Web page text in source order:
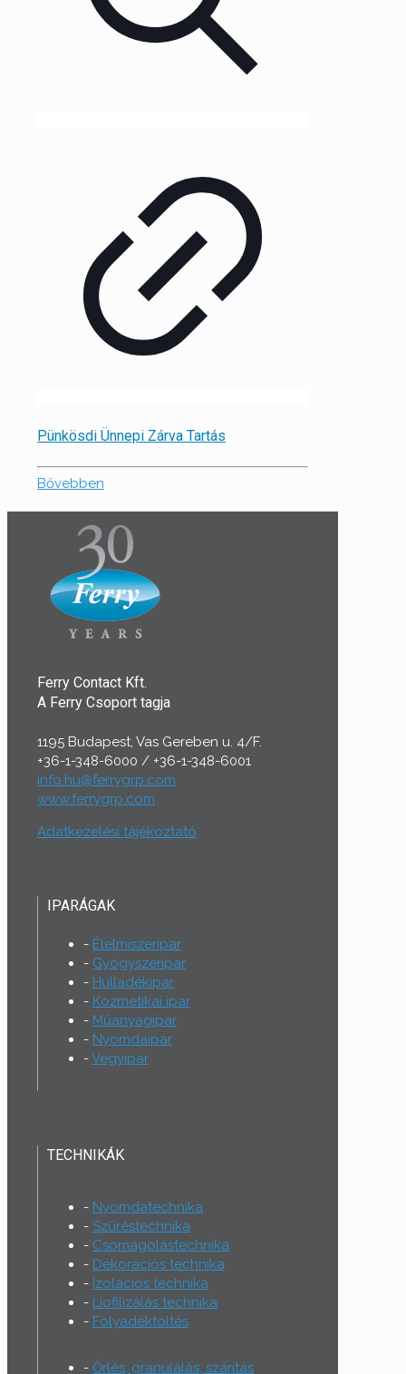
Pünkösdi Ünnepi Zárva Tartás
Bővebben
Ferry Contact Kft.
A Ferry Csoport tagja
1195 Budapest, Vas Gereben u. 4/F.
+36-1-348-6000 / +36-1-348-6001
info.hu@ferrygrp.com
www.ferrygrp.com
Adatkezelési tájékoztató
IPARÁGAK
Élelmiszeripar
Gyógyszeripar
Hulladékipar
Kozmetikai ipar
Műanyagipar
Nyomdaipar
Vegyipar
TECHNIKÁK
Nyomdatechnika
Szűréstechnika
Csomagolástechnika
Dekorációs technika
Izolációs technika
Liofilizálás technika
Folyadéktöltés
Őrlés, granulálás, szárítás